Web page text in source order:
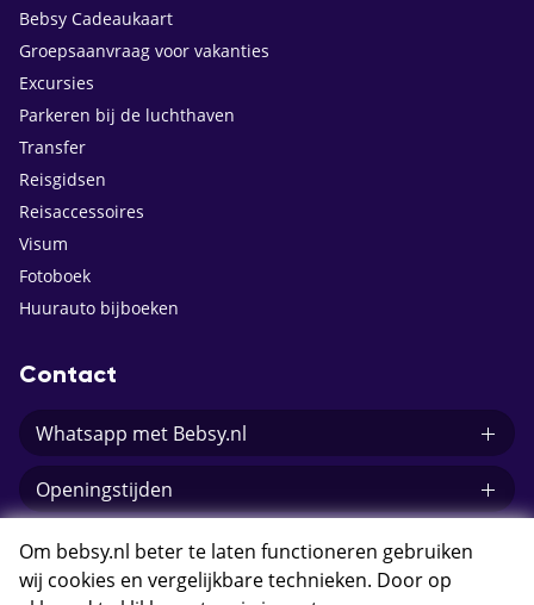
Bebsy Cadeaukaart
Groepsaanvraag voor vakanties
Excursies
Parkeren bij de luchthaven
Transfer
Reisgidsen
Reisaccessoires
Visum
Fotoboek
Huurauto bijboeken
Contact
Whatsapp met Bebsy.nl
Openingstijden
E-mail Bebsy.nl
Om bebsy.nl beter te laten functioneren gebruiken
wij cookies en vergelijkbare technieken. Door op